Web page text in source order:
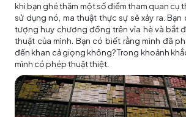
khi bạn ghé thăm một số điểm tham quan cụ
sử dụng nó, ma thuật thực sự sẽ xảy ra. Bạn
tượng huy chương đồng trên vỉa hè và bắt
thuật của mình. Bạn có biết rằng mình đã
đến khan cả giọng không? Trong khoảnh
mình có phép thuật thiệt.